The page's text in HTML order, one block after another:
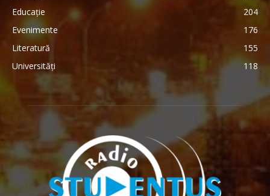
Educație
204
Evenimente
176
Literatură
155
Universități
118